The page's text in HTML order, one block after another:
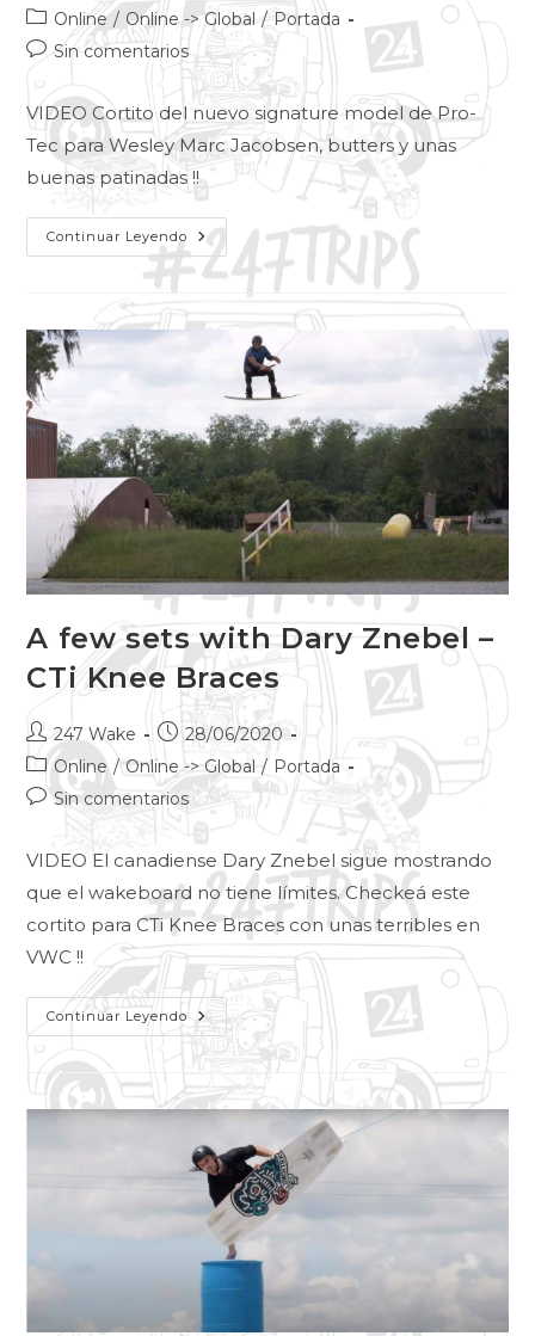
Online / Online -> Global / Portada
Sin comentarios
VIDEO Cortito del nuevo signature model de Pro-
Tec para Wesley Marc Jacobsen, butters y unas
buenas patinadas !!
Continuar Leyendo
A few sets with Dary Znebel –
CTi Knee Braces
247 Wake
28/06/2020
Online / Online -> Global / Portada
Sin comentarios
VIDEO El canadiense Dary Znebel sigue mostrando
que el wakeboard no tiene límites. Checkeá este
cortito para CTi Knee Braces con unas terribles en
VWC !!
Continuar Leyendo